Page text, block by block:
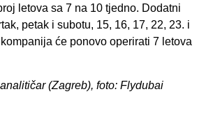
letova sa 7 na 10 tjedno. Dodatni
petak i subotu, 15, 16, 17, 22, 23. i
će ponovo operirati 7 letova
(Zagreb), foto: Flydubai